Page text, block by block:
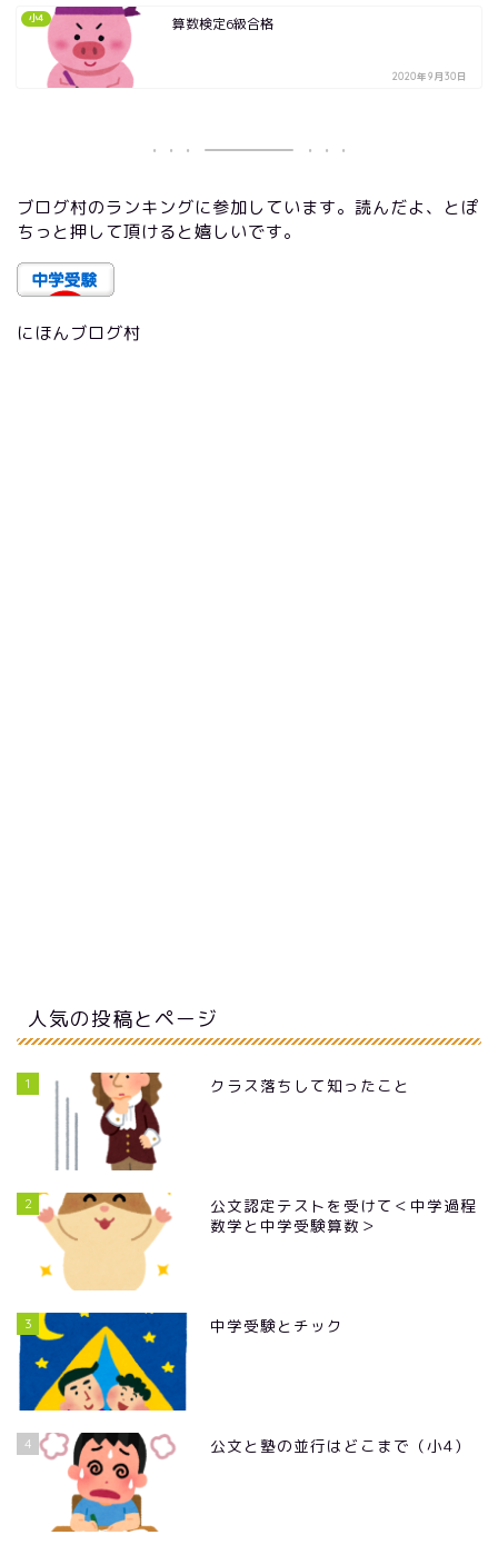
小4 算数検定6級合格
2020年9月30日
ブログ村のランキングに参加しています。読んだよ、とぽ
ちっと押して頂けると嬉しいです。
にほんブログ村
人気の投稿とページ
1 クラス落ちして知ったこと
2
公文認定テストを受けて＜中学過程
数学と中学受験算数＞
3 中学受験とチック
4 公文と塾の並行はどこまで（小4）